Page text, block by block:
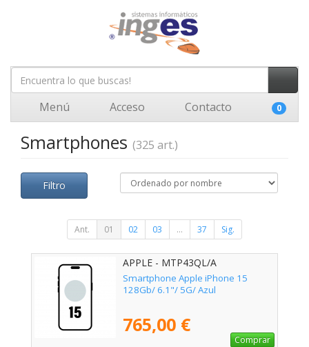
Menú Acceso Contacto 0
Smartphones (325 art.)
Filtro
Ant. 01 02 03 ... 37 Sig.
APPLE - MTP43QL/A
Smartphone Apple iPhone 15
128Gb/ 6.1"/ 5G/ Azul
765,00 €
Comprar